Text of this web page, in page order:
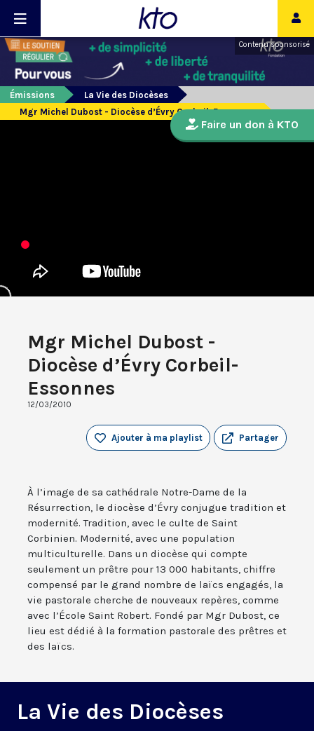
Contenu sponsorisé
Émissions
La Vie des Diocèses
Mgr Michel Dubost - Diocèse d’Évry Corbeil-Essonnes
Mgr Michel Dubost -
Diocèse d’Évry Corbeil-
Essonnes
12/03/2010
Partager
Ajouter à ma playlist
À l’image de sa cathédrale Notre-Dame de la
Résurrection, le diocèse d’Évry conjugue tradition et
modernité. Tradition, avec le culte de Saint
Corbinien. Modernité, avec une population
multiculturelle. Dans un diocèse qui compte
seulement un prêtre pour 13 000 habitants, chiffre
compensé par le grand nombre de laïcs engagés, la
vie pastorale cherche de nouveaux repères, comme
avec l’École Saint Robert. Fondé par Mgr Dubost, ce
lieu est dédié à la formation pastorale des prêtres et
des laïcs.
La Vie des Diocèses
Faire un don à KTO